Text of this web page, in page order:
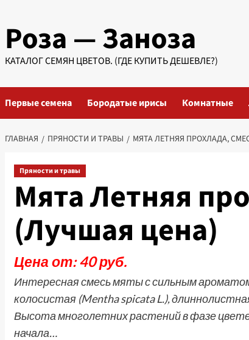
содержимому
Роза — Заноза
КАТАЛОГ СЕМЯН ЦВЕТОВ. (ГДЕ КУПИТЬ ДЕШЕВЛЕ?)
Первые семена Бородатые ирисы Комнатные
ГЛАВНАЯ ПРЯНОСТИ И ТРАВЫ МЯТА ЛЕТНЯЯ ПРОХЛАДА,
Пряности и травы
Мята Летняя
(Лучшая цена)
Цена от: 40 руб.
Интересная смесь мяты с сильным
колосистая (Mentha spicata L.),
Высота многолетних растений в фазе
начала…